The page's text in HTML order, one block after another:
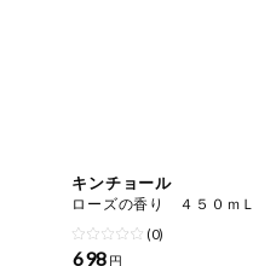
今週の新登場
よりどりでお
キンチョール
ローズの香り ４５０ｍＬ
(0)
698 円